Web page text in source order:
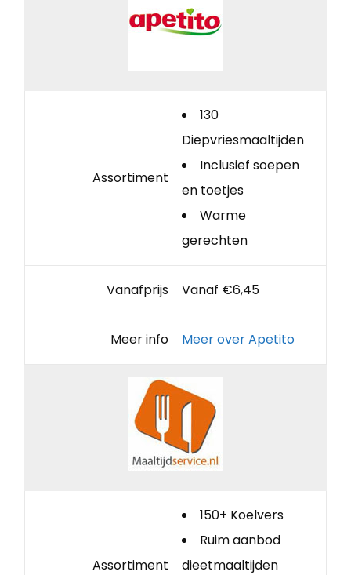
Assortiment
130
Diepvriesmaaltijden
Inclusief soepen
en toetjes
Warme
gerechten
Vanafprijs Vanaf €6,45
Meer info Meer over Apetito
Assortiment
150+ Koelvers
Ruim aanbod
dieetmaaltijden